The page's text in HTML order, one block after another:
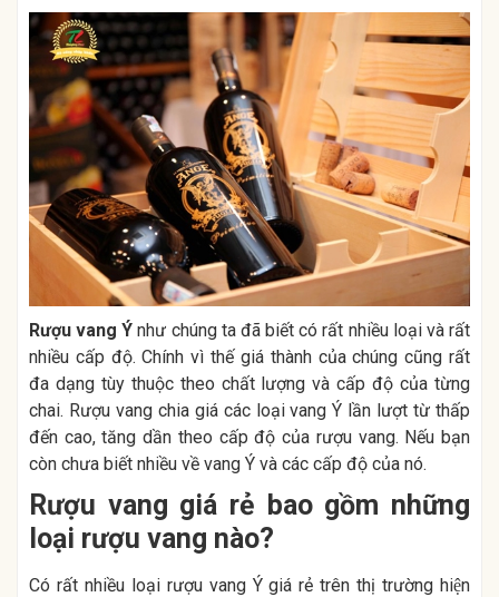
Rượu vang Ý như chúng ta đã biết có rất nhiều loại và rất
nhiều cấp độ. Chính vì thế giá thành của chúng cũng rất
đa dạng tùy thuộc theo chất lượng và cấp độ của từng
chai. Rượu vang chia giá các loại vang Ý lần lượt từ thấp
đến cao, tăng dần theo cấp độ của rượu vang. Nếu bạn
còn chưa biết nhiều về vang Ý và các cấp độ của nó.
Rượu vang giá rẻ bao gồm những
loại rượu vang nào?
Có rất nhiều loại rượu vang Ý giá rẻ trên thị trường hiện